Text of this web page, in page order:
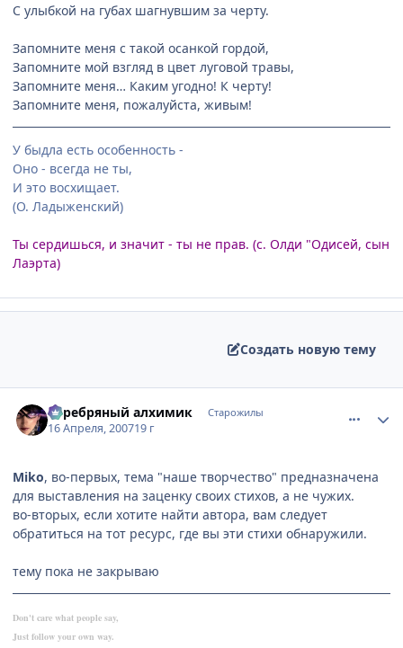
С улыбкой на губах шагнувшим за черту.
Запомните меня с такой осанкой гордой,
Запомните мой взгляд в цвет луговой травы,
Запомните меня… Каким угодно! К черту!
Запомните меня, пожалуйста, живым!
У быдла есть особенность -
Оно - всегда не ты,
И это восхищает.
(О. Ладыженский)
Ты сердишься, и значит - ты не прав. (с. Олди "Одисей, сын
Лаэрта)
Создать новую тему
Серебряный алхимик Старожилы
16 Апреля, 200719 г
Miko, во-первых, тема "наше творчество" предназначена
для выставления на заценку своих стихов, а не чужих.
во-вторых, если хотите найти автора, вам следует
обратиться на тот ресурс, где вы эти стихи обнаружили.
тему пока не закрываю
Don't care what people say,
Just follow your own way.